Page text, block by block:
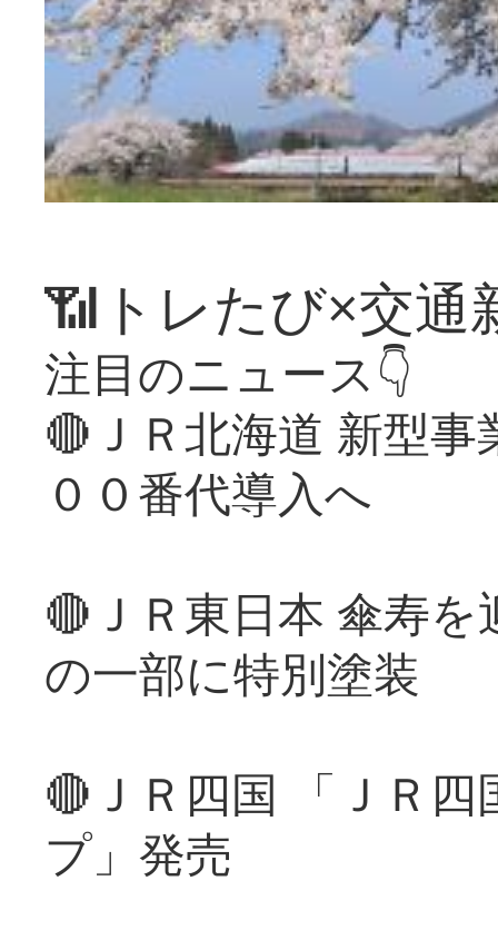
📶トレたび×交通
注目のニュース👇
🔴ＪＲ北海道 新型
００番代導入へ
🔴ＪＲ東日本 傘寿
の一部に特別塗装
🔴ＪＲ四国 「ＪＲ
プ」発売